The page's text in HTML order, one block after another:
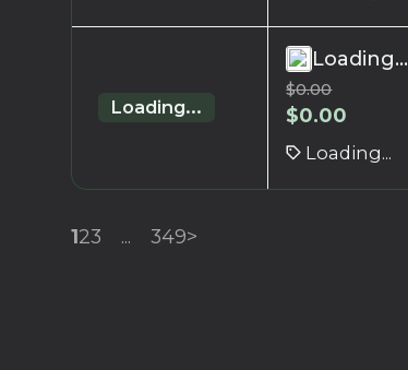
Loading...
Loading...
$0.00
$0.00
Loading...
123 ... 349>